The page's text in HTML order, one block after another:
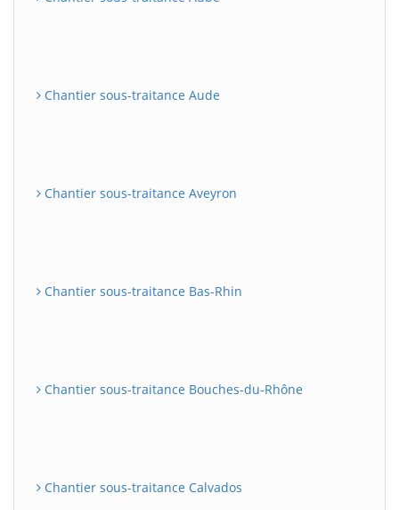
Chantier sous-traitance Aude
Chantier sous-traitance Aveyron
Chantier sous-traitance Bas-Rhin
Chantier sous-traitance Bouches-du-Rhône
Chantier sous-traitance Calvados